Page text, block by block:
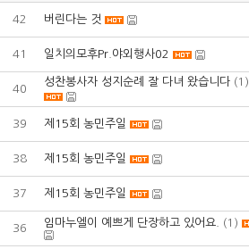
42 버린다는 것
41 일치의모후Pr.야외행사02
40
성찬봉사자 성지순례 잘 다녀 왔습니다 (1)
39 제15회 농민주일
38 제15회 농민주일
37 제15회 농민주일
36 임마누엘이 예쁘게 단장하고 있어요. (1)